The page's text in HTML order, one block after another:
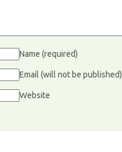
Name (required)
Email (will not be published)
Website